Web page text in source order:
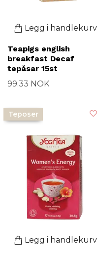
Legg i handlekurv
Teapigs english
breakfast Decaf
tepåsar 15st
99.33 NOK
Teposer
Legg i handlekurv